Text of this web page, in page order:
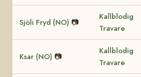
Sjöli Fryd (NO) 📷
Kallblodig
Travare
Ksar (NO) 📷
Kallblodig
Travare